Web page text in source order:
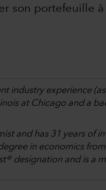
son portefeuille à
industry experience
at Chicago and a
and has 31 years of
in economics
designation and is a